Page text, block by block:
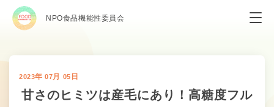
NPO食品機能性委員会
2023年 07月 05 日
甘さのヒミツは産毛にあり！高糖度フル